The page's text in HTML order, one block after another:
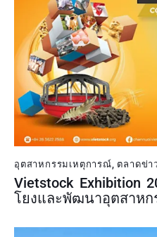
อุตสาหกรรมเหตุการณ์ ตลาดข่า
Vietstock Exhibition
โยงและพัฒนาอุตสาหก